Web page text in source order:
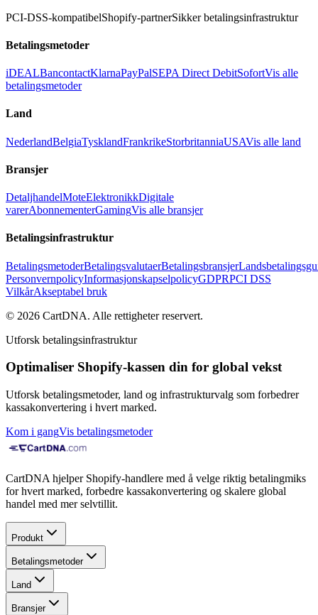
PCI-DSS-kompatibelShopify-partnerSikker betalingsinfrastruktur
Betalingsmetoder
iDEALBancontactKlarnaPayPalSEPA Direct DebitSofortVis alle
betalingsmetoder
Land
NederlandBelgiaTysklandFrankrikeStorbritanniaUSAVis alle land
Bransjer
DetaljhandelMoteElektronikkDigitale
varerAbonnementerGamingVis alle bransjer
Betalingsinfrastruktur
BetalingsmetoderBetalingsvalutaerBetalingsbransjer
PersonvernpolicyInformasjonskapselpolicyGDPRPCI DSS
VilkårAkseptabel bruk
© 2026 CartDNA. Alle rettigheter reservert.
Utforsk betalingsinfrastruktur
Optimaliser Shopify-kassen din for global vekst
Utforsk betalingsmetoder, land og infrastrukturvalg som forbedrer
kassakonvertering i hvert marked.
Kom i gangVis betalingsmetoder
CartDNA hjelper Shopify-handlere med å velge riktig betalingmiks
for hvert marked, forbedre kassakonvertering og skalere global
handel med mer selvtillit.
Produkt
Betalingsmetoder
Land
Bransjer